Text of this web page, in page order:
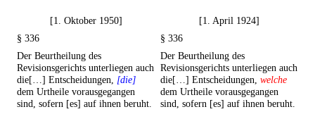
[1. Oktober 1950]
[1. April 1924]
§ 336
§ 336
Der Beurtheilung des
Revisionsgerichts unterliegen auch
die[…] Entscheidungen, [die]
dem Urtheile vorausgegangen
sind, sofern [es] auf ihnen beruht.
Der Beurtheilung des
Revisionsgerichts unterliegen auch
die[…] Entscheidungen, welche
dem Urtheile vorausgegangen
sind, sofern [es] auf ihnen beruht.